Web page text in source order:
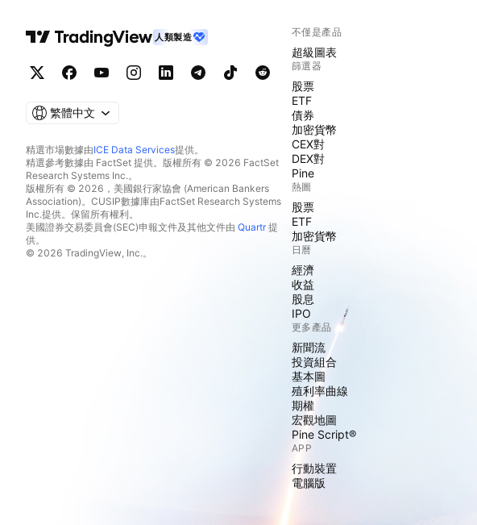
人類製造
繁體中文
精選市場數據由ICE Data Services提供。
精選參考數據由 FactSet 提供。版權所有 © 2026 FactSet
Research Systems Inc.。
版權所有 © 2026，美國銀行家協會 (American Bankers
Association)。CUSIP數據庫由FactSet Research Systems
Inc.提供。保留所有權利。
美國證券交易委員會(SEC)申報文件及其他文件由 Quartr提
供。
© 2026 TradingView, Inc.。
不僅是產品
超級圖表
篩選器
股票
ETF
債券
加密貨幣
CEX對
DEX對
Pine
熱圖
股票
ETF
加密貨幣
日曆
經濟
收益
股息
IPO
更多產品
新聞流
投資組合
基本圖
殖利率曲線
期權
宏觀地圖
Pine Script®
APP
行動裝置
電腦版